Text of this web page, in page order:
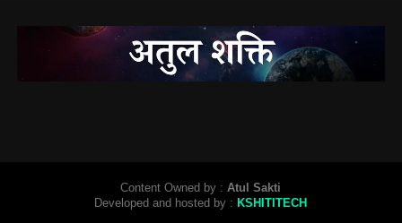
Content Owned by : Atul Sakti
Developed and hosted by : KSHITITECH